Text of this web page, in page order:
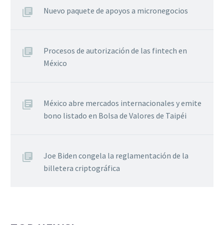
Nuevo paquete de apoyos a micronegocios
Procesos de autorización de las fintech en
México
México abre mercados internacionales y emite
bono listado en Bolsa de Valores de Taipéi
Joe Biden congela la reglamentación de la
billetera criptográfica